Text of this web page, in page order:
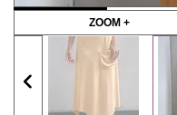
ZOOM +